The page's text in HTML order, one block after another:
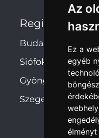
Az
Ez a
egyéb
Regionális
Budapest
Siófok
Gyöngyös
Szeged